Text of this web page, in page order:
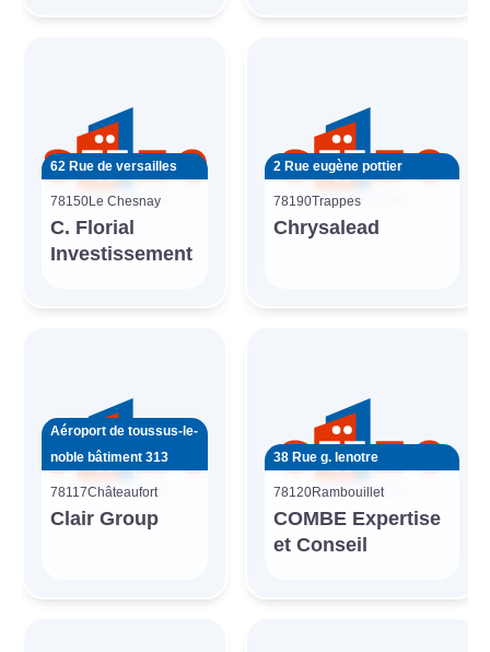
62 Rue de versailles
78150Le Chesnay
C. Florial
Investissement
2 Rue eugène pottier
78190Trappes
Chrysalead
Aéroport de toussus-le-
noble bâtiment 313
78117Châteaufort
Clair Group
38 Rue g. lenotre
78120Rambouillet
COMBE Expertise
et Conseil